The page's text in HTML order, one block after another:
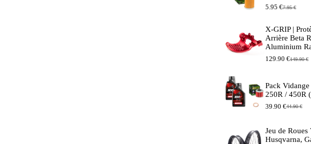
7.95€
Le
initial
était :
7.95 €.
5.95 €
Le
actuel
est :
5.95 €.
X-GRIP |
Arrière Beta
Aluminium
149.90€
Le
était :
149.90
129.90 €
Le
est :
129.90
Pack
250R / 450R
44.90€
Le
était :
44.90 €.
39.90 €
Le
est :
39.90 €.
Jeu de
Husqvarna,